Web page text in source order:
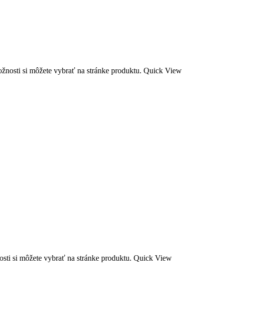
si môžete vybrať na stránke produktu. Quick View
si môžete vybrať na stránke produktu. Quick View